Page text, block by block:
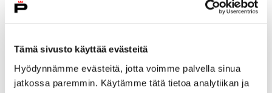
Tämä sivusto käyttää evästeitä
Hyödynnämme evästeitä, jotta voimme palvella sinua
jatkossa paremmin. Käytämme tätä tietoa analytiikan ja
Päätöksenteko
Osallistu ja vaikuta
Kuntalaisaloite